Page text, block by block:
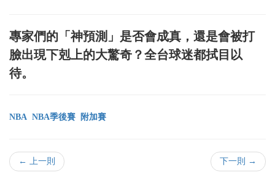
專家們的「神預測」是否會成真，還是會被打
臉出現下剋上的大驚奇？全台球迷都拭目以
待。
NBA NBA季後賽 附加賽
← 上一則 下一則 →